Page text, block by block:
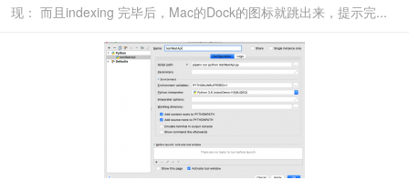
现： 而且indexing 完毕后，Mac的Dock的图标就跳出来，提示完...